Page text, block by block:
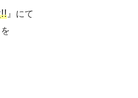
』にて